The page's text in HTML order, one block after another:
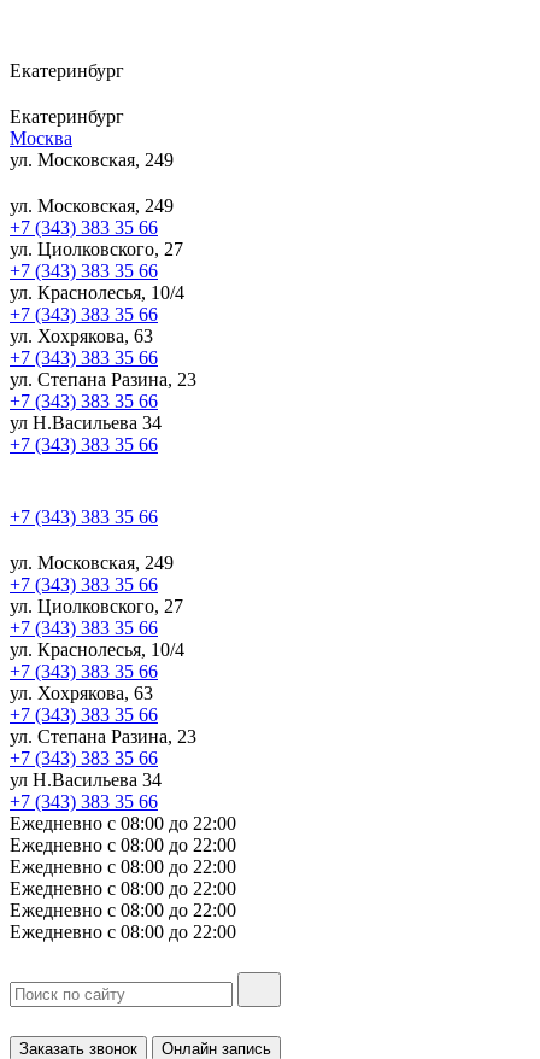
Екатеринбург
Екатеринбург
Москва
ул. Московская, 249
ул. Московская, 249
+7 (343) 383 35 66
ул. Циолковского, 27
+7 (343) 383 35 66
ул. Краснолесья, 10/4
+7 (343) 383 35 66
ул. Хохрякова, 63
+7 (343) 383 35 66
ул. Степана Разина, 23
+7 (343) 383 35 66
ул Н.Васильева 34
+7 (343) 383 35 66
+7 (343) 383 35 66
ул. Московская, 249
+7 (343) 383 35 66
ул. Циолковского, 27
+7 (343) 383 35 66
ул. Краснолесья, 10/4
+7 (343) 383 35 66
ул. Хохрякова, 63
+7 (343) 383 35 66
ул. Степана Разина, 23
+7 (343) 383 35 66
ул Н.Васильева 34
+7 (343) 383 35 66
Ежедневно с 08:00 до 22:00
Ежедневно с 08:00 до 22:00
Ежедневно с 08:00 до 22:00
Ежедневно с 08:00 до 22:00
Ежедневно с 08:00 до 22:00
Ежедневно с 08:00 до 22:00
Заказать звонок Онлайн запись